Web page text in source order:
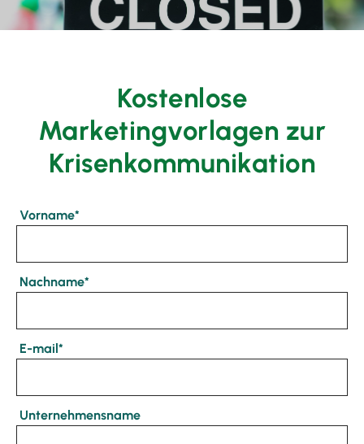
Kostenlose
Marketingvorlagen zur
Krisenkommunikation
Vorname*
Nachname*
E-mail*
Unternehmensname